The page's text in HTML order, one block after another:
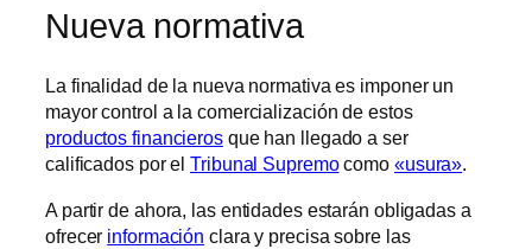
Nueva normativa
La finalidad de la nueva normativa es imponer un
mayor control a la comercialización de estos
productos financierosque han llegado a ser
calificados por elTribunal Supremocomo «usura».
A partir de ahora, las entidades estarán obligadas a
ofrecer información clara y precisa sobre las